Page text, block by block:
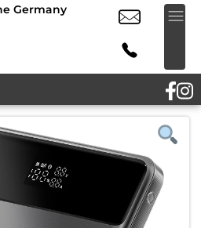
Germany